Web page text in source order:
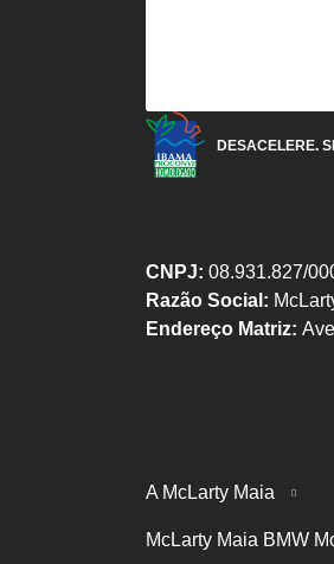
DESACELERE.
CNPJ: 08.931.827/
Razão Social:
Endereço Matriz:
A McLarty Maia
McLarty Maia BMW